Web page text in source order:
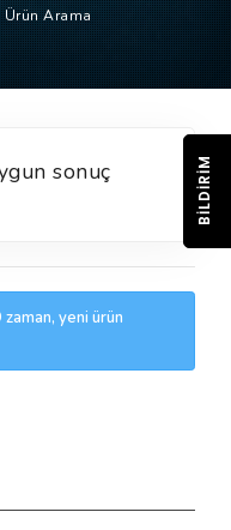
Ürün Arama
sonuç
zaman, yeni ürün
BILDIRIM